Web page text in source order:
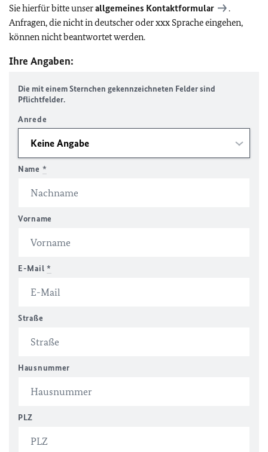
Sie hierfür bitte unserallgemeines Kontaktformular
.
Anfragen, die nicht in deutscher oderxxx Sprache eingehen,
können nicht beantwortet werden.
Ihre Angaben:
Die mit einem Sternchen gekennzeichneten Felder sind
Pflichtfelder.
Anrede
Name *
Vorname
E-Mail *
Straße
Hausnummer
PLZ